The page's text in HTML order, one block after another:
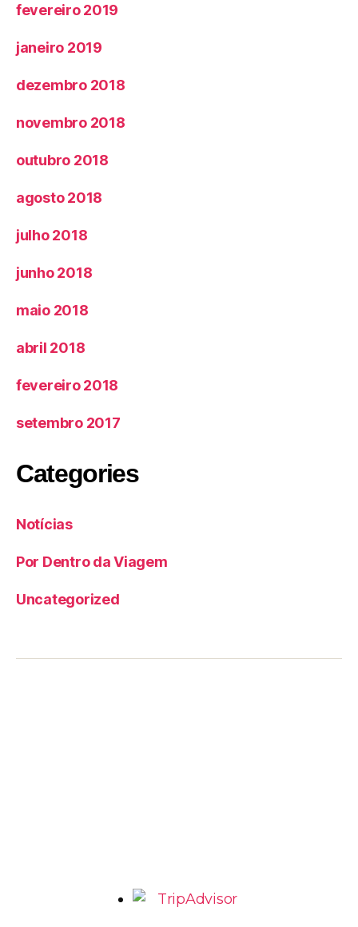
fevereiro 2019
janeiro 2019
dezembro 2018
novembro 2018
outubro 2018
agosto 2018
julho 2018
junho 2018
maio 2018
abril 2018
fevereiro 2018
setembro 2017
Categories
Notícias
Por Dentro da Viagem
Uncategorized